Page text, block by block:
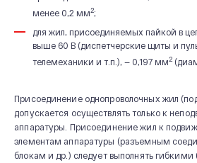
менее 0,2 мм2;
для жил, присоединяемых пайкой в
выше 60 В (диспетчерские щиты и
телемеханики и т.п.), — 0,197 мм2
Присоединение однопроволочных жил
допускается осуществлять только к
аппаратуры. Присоединение жил к
элементам аппаратуры (разъемным
блокам и др.) следует выполнять